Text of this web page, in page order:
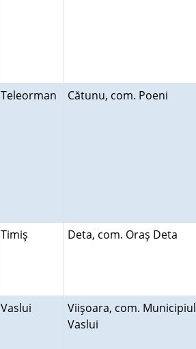
Teleorman Cătunu, com. Poeni
Timiş Deta, com. Oraş Deta
Vaslui
Viişoara, com. Municipiul
Vaslui